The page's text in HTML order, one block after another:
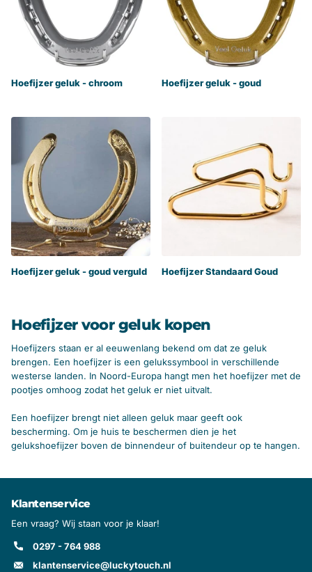
Hoefijzer geluk - chroom Hoefijzer geluk - goud
Hoefijzer geluk - goud verguld Hoefijzer Standaard Goud
Hoefijzer voor geluk kopen
Hoefijzers staan er al eeuwenlang bekend om dat ze geluk
brengen. Een hoefijzer is een gelukssymbool in verschillende
westerse landen. In Noord-Europa hangt men het hoefijzer met de
pootjes omhoog zodat het geluk er niet uitvalt.
Een hoefijzer brengt niet alleen geluk maar geeft ook
bescherming. Om je huis te beschermen dien je het
gelukshoefijzer boven de binnendeur of buitendeur op te hangen.
Klantenservice
Een vraag? Wij staan voor je klaar!
0297 - 764 988
klantenservice@luckytouch.nl